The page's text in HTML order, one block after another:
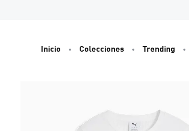
Inicio Colecciones Trending